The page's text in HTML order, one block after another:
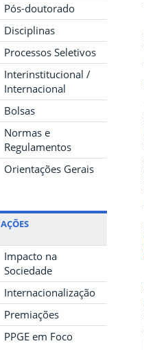
Pós-doutorado
Disciplinas
Processos Seletivos
Interinstitucional /
Internacional
Bolsas
Normas e
Regulamentos
Orientações Gerais
AÇÕES
Impacto na
Sociedade
Internacionalização
Premiações
PPGE em Foco